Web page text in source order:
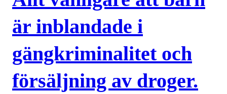
är inblandade i
gängkriminalitet och
försäljning av droger.